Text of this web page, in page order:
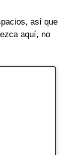
así que
aquí, no